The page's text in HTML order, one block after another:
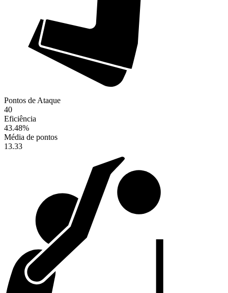
Pontos de Ataque
40
Eficiência
43.48%
Média de pontos
13.33